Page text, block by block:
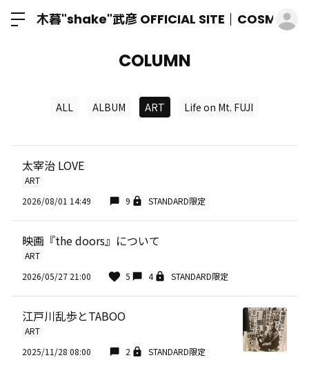
木暮"shake"武彦 OFFICIAL SITE│COSMIC
COLUMN
ALL ALBUM ART Life on Mt. FUJI
太宰治 LOVE
ART
2026/08/01 14:49
9 STANDARD限定
映画『the doors』について
ART
2026/05/27 21:00
5 4 STANDARD限定
江戸川乱歩とTABOO
ART
2025/11/28 08:00
2 STANDARD限定